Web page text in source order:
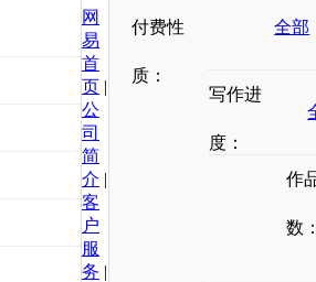
付费性
质：
全部
写作进
度：
作
数
网
易
首
页 |
公
司
简
介 |
客
户
服
务 |